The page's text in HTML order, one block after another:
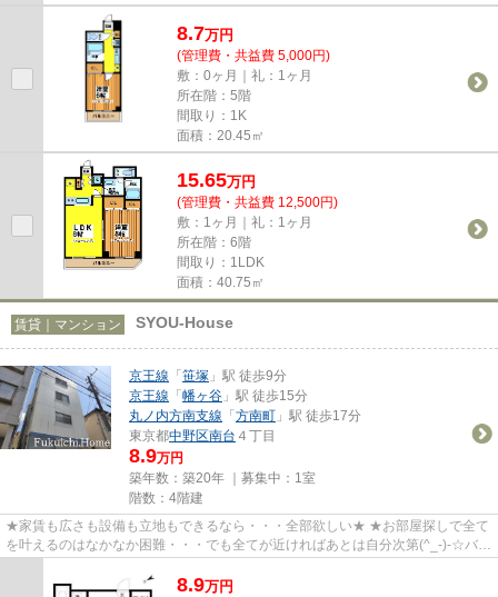
8.7万円
(管理費・共益費 5,000円)
敷：0ヶ月｜礼：1ヶ月
所在階：5階
間取り：1K
面積：20.45㎡
15.65万円
(管理費・共益費 12,500円)
敷：1ヶ月｜礼：1ヶ月
所在階：6階
間取り：1LDK
面積：40.75㎡
賃貸｜マンション SYOU-House
京王線 「笹塚 」駅 徒歩9分
京王線 「幡ヶ谷 」駅 徒歩15分
丸ノ内方南支線 「方南町 」駅 徒歩17分
東京都中野区南台 ４丁目
8.9万円
築年数：築20年 ｜募集中： 1室
階数：4階建
★家賃も広さも設備も立地もできるなら・・・全部欲しい★ ★お部屋探しで全て
を叶えるのはなかなか困難・・・でも全てが近ければあとは自分次第(^_-)-☆バラ
ンスのとれたお部屋！それがお...
8.9万円